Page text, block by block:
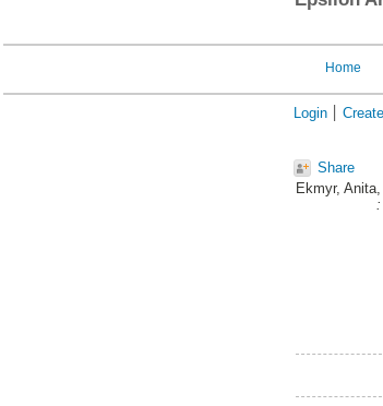
Home
Login
Share
Ekmyr, Anita,
: